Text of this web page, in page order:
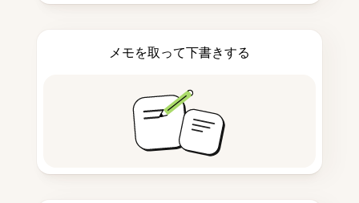
メモを取って下書きする